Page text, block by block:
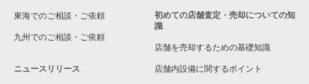
箕面市の飲食店の居抜き売却物件の案件一覧
大阪市淀川区の飲食店の居抜き売却物件の案件一覧
大阪市東成区の飲食店の居抜き売却物件の案件一覧
東海でのご相談・ご依頼
九州でのご相談・ご依頼
ニュースリリース
初めての店舗査定・売却についての知
識
店舗を売却するための基礎知識
店舗内設備に関するポイント